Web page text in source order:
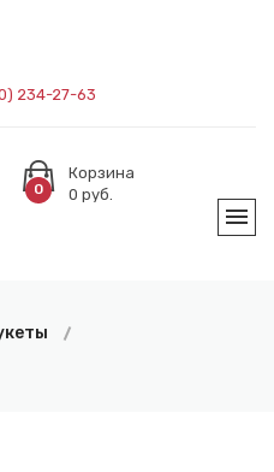
234-27-63
0
Корзина
0 руб.